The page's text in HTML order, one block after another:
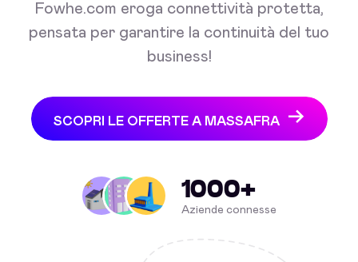
Fowhe.com eroga connettività protetta,
pensata per garantire la continuità del tuo
business!
SCOPRI LE OFFERTE A MASSAFRA
1000+
Aziende connesse